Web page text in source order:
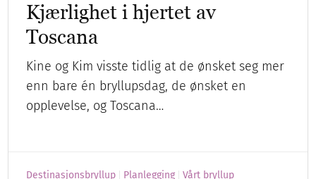
Kjærlighet i hjertet av
Toscana
Kine og Kim visste tidlig at de ønsket seg mer
enn bare én bryllupsdag, de ønsket en
opplevelse, og Toscana…
Destinasjonsbryllup Planlegging Vårt bryllup